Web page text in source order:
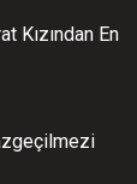
Kızından En